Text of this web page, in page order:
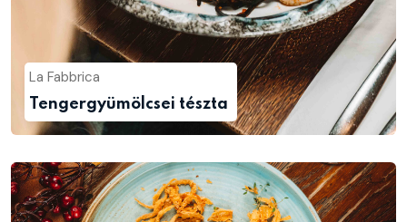
La Fabbrica
Tengergyümölcsei tészta